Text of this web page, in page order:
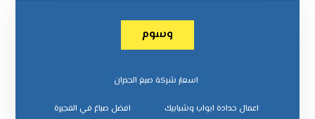
وسوم
اسعار شركة صبغ الجدران
اعمال حدادة ابواب وشبابيك افضل صباغ في الفجيرة